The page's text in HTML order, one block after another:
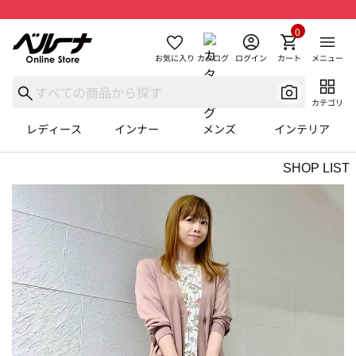
お気に入り カタログ ログイン カート
0
メニュー
カテゴリ
レディース インナー メンズ インテリア
SHOP LIST